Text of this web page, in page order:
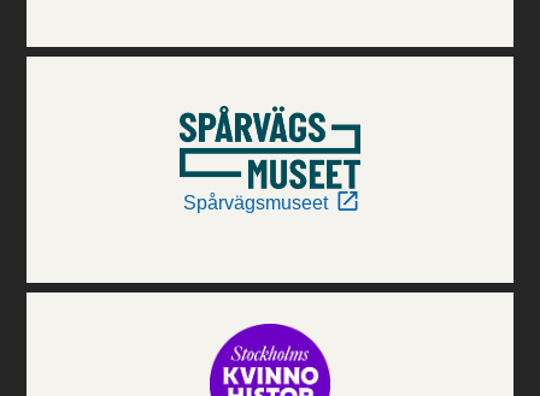
Spårvägsmuseet